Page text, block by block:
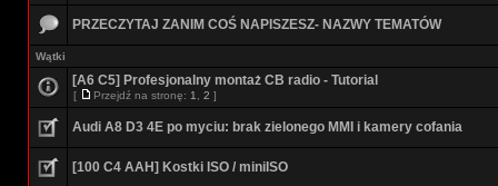
PRZECZYTAJ ZANIM COŚ NAPISZESZ- NAZWY TEMATÓW
Wątki
[A6 C5] Profesjonalny montaż CB radio - Tutorial
[ Przejdź na stronę: 1 2 ]
Audi A8 D3 4E po myciu: brak zielonego MMI i kamery cofania
[100 C4 AAH] Kostki ISO / miniISO